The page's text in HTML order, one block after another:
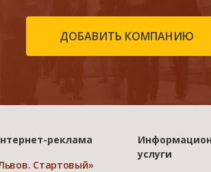
ДОБАВИТЬ КОМПАНИЮ
реклама
Стартовый»
услуги